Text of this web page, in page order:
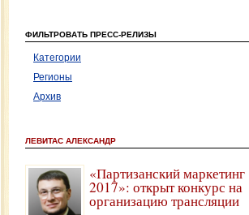
ФИЛЬТРОВАТЬ ПРЕСС-РЕЛИЗЫ
Категории
Регионы
Архив
ЛЕВИТАС АЛЕКСАНДР
«Партизанский маркетинг
2017»: открыт конкурс на
организацию трансляции